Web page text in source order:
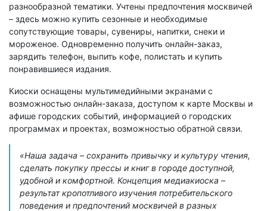
разнообразной тематики. Учтены предпочтения москвичей
– здесь можно купить сезонные и необходимые
сопутствующие товары, сувениры, напитки, снеки и
мороженое. Одновременно получить онлайн-заказ,
зарядить телефон, выпить кофе, полистать и купить
понравившиеся издания.
Киоски оснащены мультимедийными экранами с
возможностью онлайн-заказа, доступом к карте Москвы и
афише городских событий, информацией о городских
программах и проектах, возможностью обратной связи.
«Наша задача – сохранить привычку и культуру чтения,
сделать покупку прессы и книг в городе доступной,
удобной и комфортной. Концепция медиакиоска –
результат кропотливого изучения потребительского
поведения и предпочтений москвичей в разных